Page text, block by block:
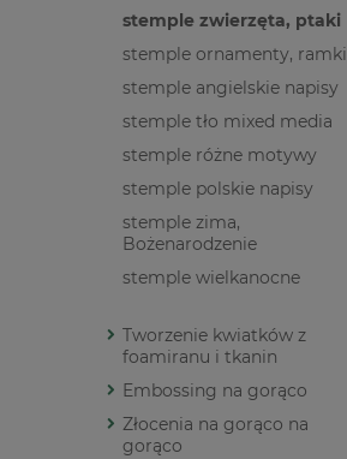
stemple zwierzęta, ptaki
stemple ornamenty, ramki
stemple angielskie napisy
stemple tło mixed media
stemple różne motywy
stemple polskie napisy
stemple zima,
Bożenarodzenie
stemple wielkanocne
Tworzenie kwiatków z
foamiranu i tkanin
Embossing na gorąco
Złocenia na gorąco na
gorąco